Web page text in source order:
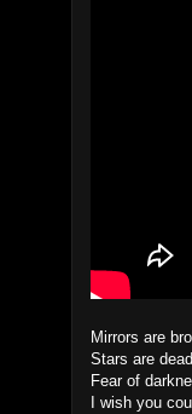
Mirrors are
Stars are
Fear of
I wish you